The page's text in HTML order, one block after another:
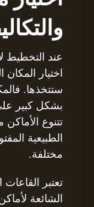
عند التخطيط
اختيار
ستتخذها.
بشكل كبير
تتنوع
الطبيعية
مختلفة.
تعتبر
الشائعة